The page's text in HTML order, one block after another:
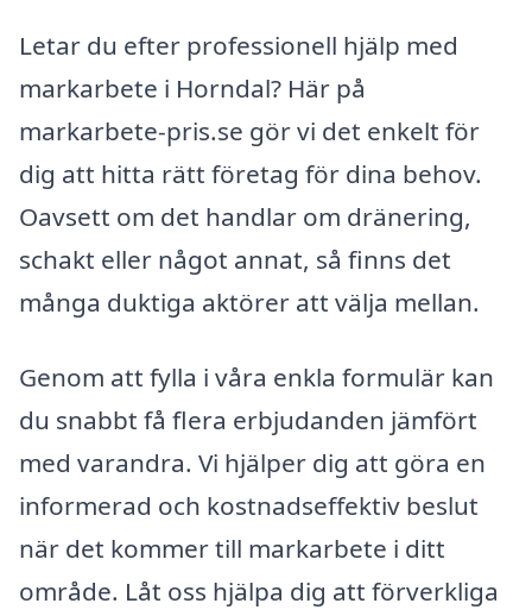
Letar du efter professionell hjälp med
markarbete i Horndal? Här på
markarbete-pris.se gör vi det enkelt för
dig att hitta rätt företag för dina behov.
Oavsett om det handlar om dränering,
schakt eller något annat, så finns det
många duktiga aktörer att välja mellan.
Genom att fylla i våra enkla formulär kan
du snabbt få flera erbjudanden jämfört
med varandra. Vi hjälper dig att göra en
informerad och kostnadseffektiv beslut
när det kommer till markarbete i ditt
område. Låt oss hjälpa dig att förverkliga